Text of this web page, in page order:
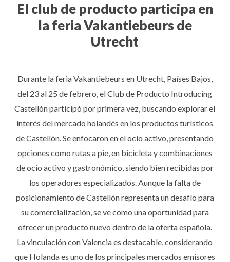
El club de producto participa en
la feria Vakantiebeurs de
Utrecht
Durante la feria Vakantiebeurs en Utrecht, Países Bajos,
del 23 al 25 de febrero, el Club de Producto Introducing
Castellón participó por primera vez, buscando explorar el
interés del mercado holandés en los productos turísticos
de Castellón. Se enfocaron en el ocio activo, presentando
opciones como rutas a pie, en bicicleta y combinaciones
de ocio activo y gastronómico, siendo bien recibidas por
los operadores especializados. Aunque la falta de
posicionamiento de Castellón representa un desafío para
su comercialización, se ve como una oportunidad para
ofrecer un producto nuevo dentro de la oferta española.
La vinculación con Valencia es destacable, considerando
que Holanda es uno de los principales mercados emisores